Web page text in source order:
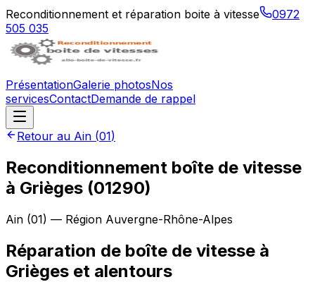
Reconditionnement et réparation boite à vitesse
0972
505 035
PrésentationGalerie photosNos
servicesContactDemande de rappel
Retour au Ain (01)
Reconditionnement boîte de vitesse
à Grièges (01290)
Ain (01) — Région Auvergne-Rhône-Alpes
Réparation de boîte de vitesse à
Grièges et alentours